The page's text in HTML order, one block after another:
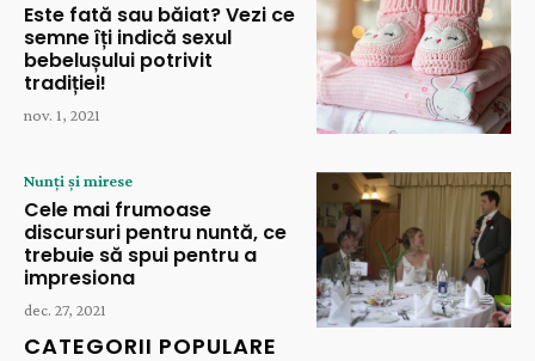
Este fată sau băiat? Vezi ce
semne îți indică sexul
bebelușului potrivit
tradiției!
nov. 1, 2021
Nunți și mirese
Cele mai frumoase
discursuri pentru nuntă, ce
trebuie să spui pentru a
impresiona
dec. 27, 2021
CATEGORII POPULARE